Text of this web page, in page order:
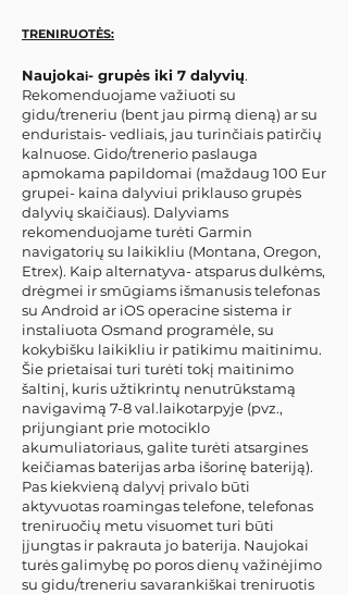
TRENIRUOTĖS:
Naujokai- grupės iki 7 dalyvių.
Rekomenduojame važiuoti su
gidu/treneriu (bent jau pirmą dieną) ar su
enduristais- vedliais, jau turinčiais patirčių
kalnuose. Gido/trenerio paslauga
apmokama papildomai (maždaug 100 Eur
grupei- kaina dalyviui priklauso grupės
dalyvių skaičiaus). Dalyviams
rekomenduojame turėti Garmin
navigatorių su laikikliu (Montana, Oregon,
Etrex). Kaip alternatyva- atsparus dulkėms,
drėgmei ir smūgiams išmanusis telefonas
su Android ar iOS operacine sistema ir
instaliuota Osmand programėle, su
kokybišku laikikliu ir patikimu maitinimu.
Šie prietaisai turi turėti tokį maitinimo
šaltinį, kuris užtikrintų nenutrūkstamą
navigavimą 7-8 val.laikotarpyje (pvz.,
prijungiant prie motociklo
akumuliatoriaus, galite turėti atsargines
keičiamas baterijas arba išorinę bateriją).
Pas kiekvieną dalyvį privalo būti
aktyvuotas roamingas telefone, telefonas
treniruočių metu visuomet turi būti
įjungtas ir pakrauta jo baterija. Naujokai
turės galimybę po poros dienų važinėjimo
su gidu/treneriu savarankiškai treniruotis